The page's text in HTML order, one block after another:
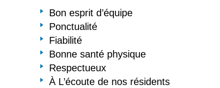
Bon esprit d’équipe
Ponctualité
Fiabilité
Bonne santé physique
Respectueux
À L’écoute de nos résidents